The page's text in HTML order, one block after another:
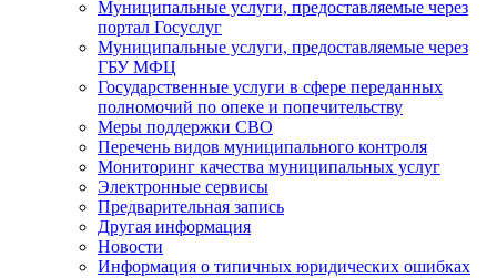
Муниципальные услуги, предоставляемые через
портал Госуслуг
Муниципальные услуги, предоставляемые через
ГБУ МФЦ
Государственные услуги в сфере переданных
полномочий по опеке и попечительству
Меры поддержки СВО
Перечень видов муниципального контроля
Мониторинг качества муниципальных услуг
Электронные сервисы
Предварительная запись
Другая информация
Новости
Информация о типичных юридических ошибках